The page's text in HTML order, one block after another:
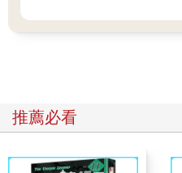
推薦必看